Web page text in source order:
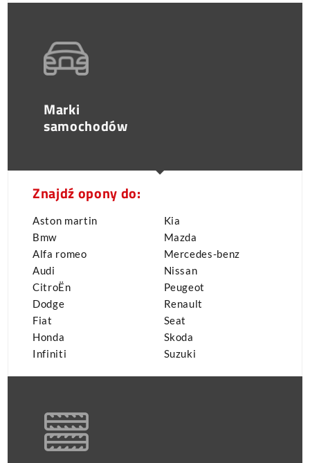
Marki
samochodów
Znajdź opony do:
Aston martin
Bmw
Alfa romeo
Audi
CitroËn
Dodge
Fiat
Honda
Infiniti
Kia
Mazda
Mercedes-benz
Nissan
Peugeot
Renault
Seat
Skoda
Suzuki